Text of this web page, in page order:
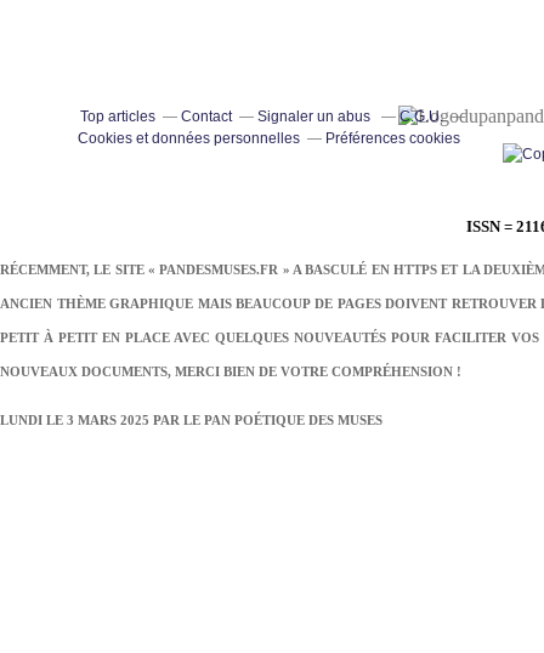
ISSN =
RÉCEMMENT, LE SITE « PANDESMUSES.FR » A BASCULÉ EN HTTPS ET LA
ANCIEN THÈME GRAPHIQUE MAIS BEAUCOUP DE PAGES DOIVENT
PETIT À PETIT EN PLACE AVEC QUELQUES NOUVEAUTÉS POUR FACILITER
NOUVEAUX DOCUMENTS, MERCI BIEN DE VOTRE COMPRÉHENSION !
LUNDI LE 3 MARS 2025 PAR LE PAN POÉTIQUE DES MUSES
Top articles Contact Signaler un abus
C.G.U.
Cookies et données personnelles
Préférences cookies